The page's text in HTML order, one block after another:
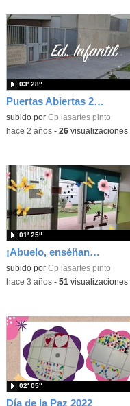
Puertas Abiertas 23_24
subido por Cp lasartes pinto
03′ 28″
-hace 2 años- 26visualizaciones
¡Abuelo, enséñanos!
subido por Cp lasartes pinto
01′ 25″
-hace 3 años- 51 visualizaciones
Día de la Paz 2022
02′ 05″